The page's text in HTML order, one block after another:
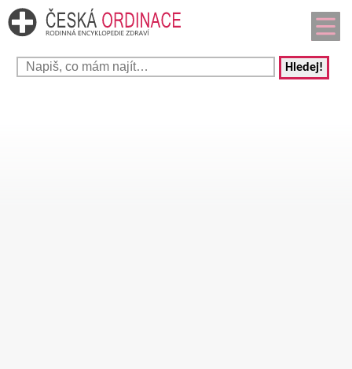
Hledej!